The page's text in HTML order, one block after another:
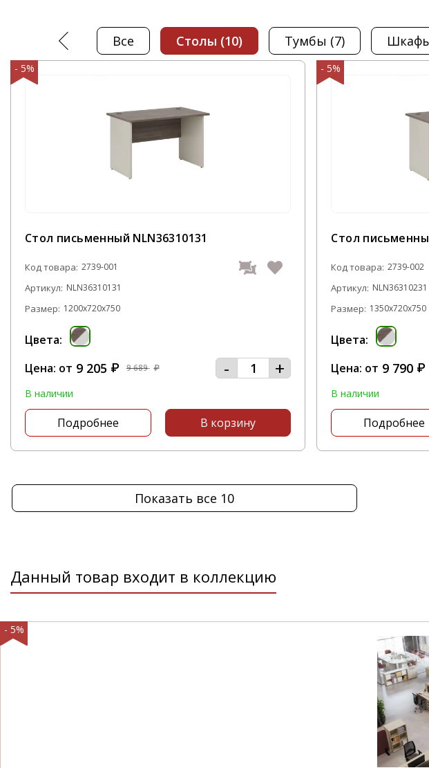
Магнитогорская, д. 30, офис 404
Все столы (10) тумбы (7)
- 5%
Стол письменный NLN36310131
Код товара: 2739-001
Артикул: NLN36310131
Размер: 1200x720x750
Цвета:
Цена: от 9 205 ₽ 9 689 ₽ - +
В наличии
Подробнее В корзину
- 5%
Стол
Код товара: 2739-002
Артикул: NLN36310231
Размер: 1350x720x750
Цвета:
Цена: от 9 790 ₽
В наличии
Подробнее
Показать все 10
Данный товар входит в коллекцию
- 5%